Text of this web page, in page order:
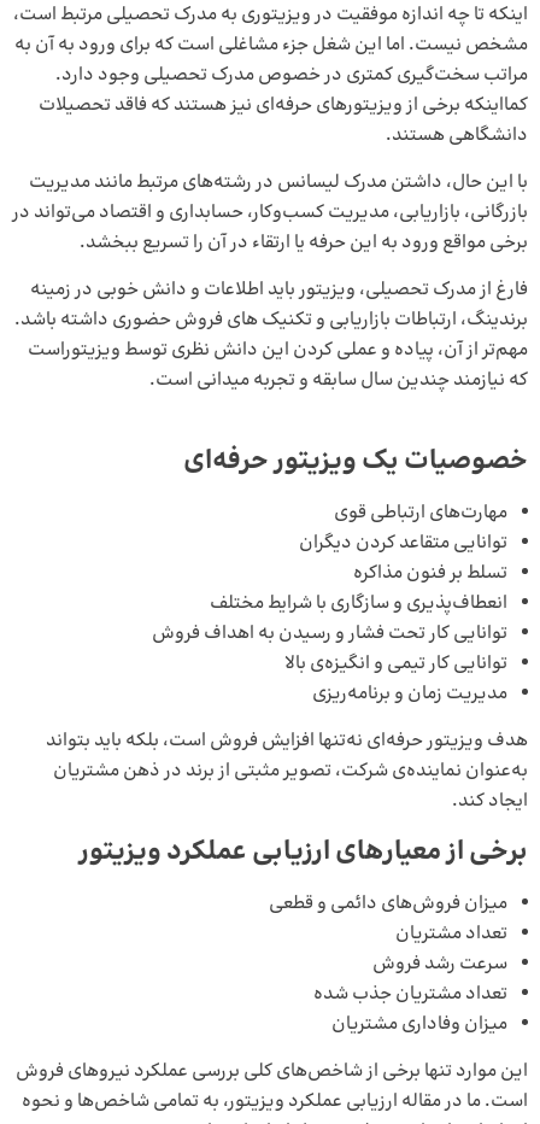
اینکه تا چه اندازه موفقیت در ویزیتوری به مدرک تحصیلی مرتبط است،
مشخص نیست. اما این شغل جزء مشاغلی است که برای ورود به آن به
مراتب سخت‌گیری کمتری در خصوص مدرک تحصیلی وجود دارد.
کمااینکه برخی از ویزیتورهای حرفه‌ای نیز هستند که فاقد تحصیلات
دانشگاهی هستند.
با این حال، داشتن مدرک لیسانس در رشته‌های مرتبط مانند مدیریت
بازرگانی، بازاریابی، مدیریت کسب‌وکار، حسابداری و اقتصاد می‌تواند در
برخی مواقع ورود به این حرفه یا ارتقاء در آن را تسریع ببخشد.
فارغ از مدرک تحصیلی، ویزیتور باید اطلاعات و دانش خوبی در زمینه
برندینگ، ارتباطات بازاریابی وتکنیک های فروش حضوری داشته باشد.
مهم‌تر از آن، پیاده و عملی کردن این دانش نظری توسط ویزیتوراست
که نیازمند چندین سال سابقه و تجربه میدانی است.
خصوصیات یک ویزیتور حرفه‌ای
مهارت‌های ارتباطی قوی
توانایی متقاعد کردن دیگران
تسلط بر فنون مذاکره
انعطاف‌پذیری و سازگاری با شرایط مختلف
توانایی کار تحت فشار و رسیدن به اهداف فروش
توانایی کار تیمی و انگیزه‌ی بالا
مدیریت زمان و برنامه‌ریزی
هدف ویزیتور حرفه‌ای نه‌تنها افزایش فروش است، بلکه باید بتواند
به‌عنوان نماینده‌ی شرکت، تصویر مثبتی از برند در ذهن مشتریان
ایجاد کند.
برخی از معیارهای ارزیابی عملکرد ویزیتور
میزان فروش‌های دائمی و قطعی
تعداد مشتریان
سرعت رشد فروش
تعداد مشتریان جذب شده
میزان وفاداری مشتریان
این موارد تنها برخی از شاخص‌های کلی بررسی عملکرد نیروهای فروش
است. ما در مقاله ارزیابی عملکرد ویزیتور، به تمامی شاخص‌ها و نحوه